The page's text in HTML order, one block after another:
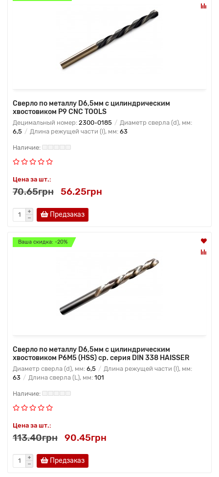
Сверло по металлу D6,5мм с цилиндрическим
хвостовиком Р9 CNC TOOLS
Децимальный номер: 2300-0185
Диаметр сверла (d), мм:
6,5
Длина режущей части (l), мм: 63
Цена за шт.:
70.65грн 56.25грн
Предзаказ
Ваша скидка: -20%
Сверло по металлу D6,5мм с цилиндрическим
хвостовиком Р6М5 (HSS) ср. серия DIN 338 HAISSER
Диаметр сверла (d), мм: 6,5
Длина режущей части (l), мм:
63
Длина сверла (L), мм: 101
Цена за шт.:
113.40грн 90.45грн
Предзаказ